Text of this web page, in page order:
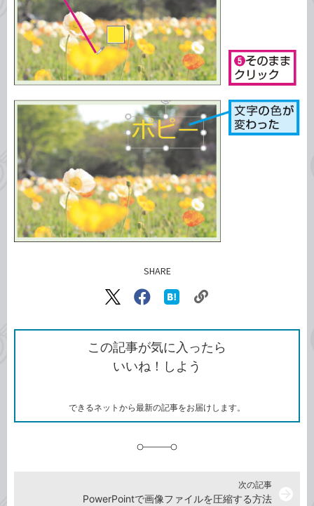
SHARE
X（旧
で
シ
ェ
ア
Facebook
シ
ェ
ア
な
ブ
ッ
ク
ク
ク
を
コ
この記事が気に入ったら
いいね！しよう
できるネットから最新の記事をお届けします。
次の記事
PowerPointで画像ファイルを圧縮する方法